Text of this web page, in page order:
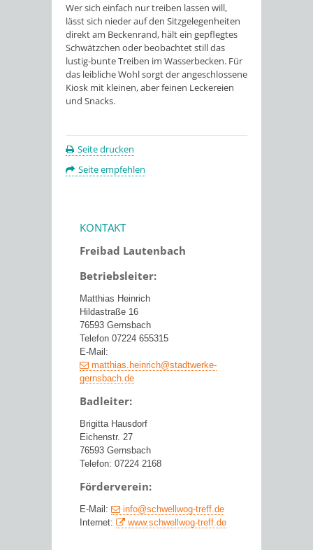
Wer sich einfach nur treiben lassen will,
lässt sich nieder auf den Sitzgelegenheiten
direkt am Beckenrand, hält ein gepflegtes
Schwätzchen oder beobachtet still das
lustig-bunte Treiben im Wasserbecken. Für
das leibliche Wohl sorgt der angeschlossene
Kiosk mit kleinen, aber feinen Leckereien
und Snacks.
Seite drucken
Seite empfehlen
KONTAKT
Freibad Lautenbach
Betriebsleiter:
Matthias Heinrich
Hildastraße 16
76593 Gernsbach
Telefon 07224 655315
E-Mail:
matthias.heinrich@stadtwerke-
gernsbach.de
Badleiter:
Brigitta Hausdorf
Eichenstr. 27
76593 Gernsbach
Telefon: 07224 2168
Förderverein:
E-Mail:
info@schwellwog-treff.de
Internet:
www.schwellwog-treff.de